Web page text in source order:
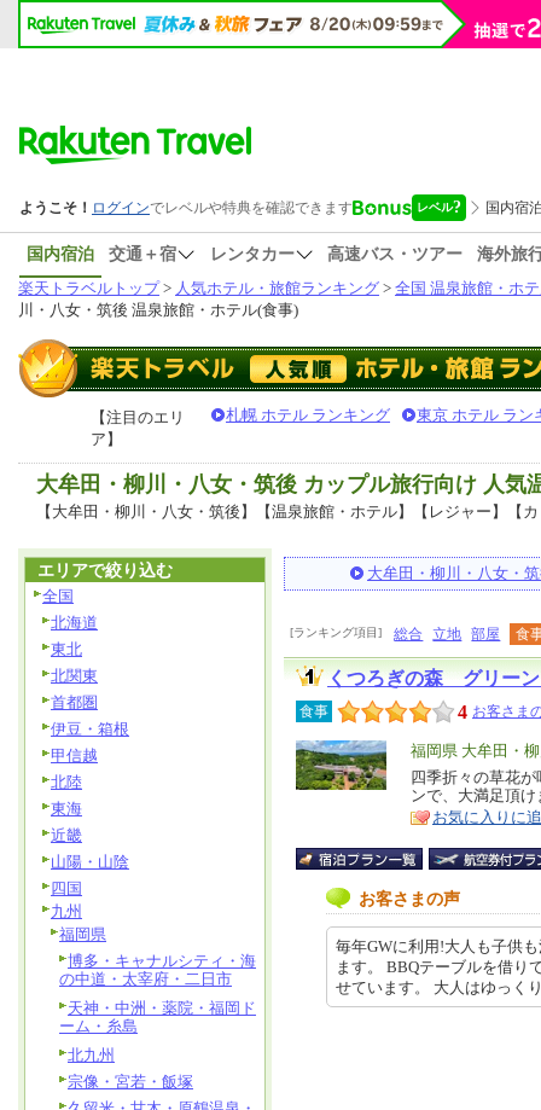
国内宿泊 交通＋宿 レンタカー 高速バス・ツアー
海外旅
楽天トラベルトップ> 人気ホテル・旅館ランキング > 全国 温泉旅館・ホ
川・八女・筑後 温泉旅館・ホテル(食事)
【注目のエリ
ア】
札幌 ホテル ランキング 東京 ホテル ラン
大牟田・柳川・八女・筑後 カップル旅行向け 人
【大牟田・柳川・八女・筑後】【温泉旅館・ホテル】【レジャー】【
大牟田・柳川・八女・
[ランキング項目] 総合 立地 部屋 食
くつろぎの森 グリーン
食事 4 お客さま
エ
リ
ア
福岡県 大牟田・
特
徴
四季折々の草花
ンで、大満足頂け
お気に入りに
お客さまの声
毎年GWに利用!大人も子供
ます。 BBQテーブルを借り
せています。 大人はゆっ
エリアで絞り込む
全国
北海道
東北
北関東
首都圏
伊豆・箱根
甲信越
北陸
東海
近畿
山陽・山陰
四国
九州
福岡県
博多・キャナルシティ・海
の中道・太宰府・二日市
天神・中洲・薬院・福岡ド
ーム・糸島
北九州
宗像・宮若・飯塚